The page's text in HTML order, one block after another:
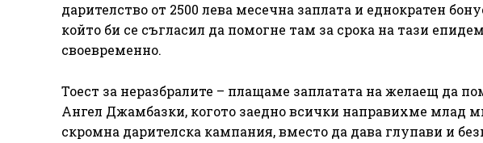
дарителство от 2500 лева месечна заплата и еднократен
който би се съгласил да помогне там за срока на тази
своевременно.
Тоест за неразбралите – плащаме заплатата на желаещ да
Ангел Джамбазки, когото заедно всички направихме млад
скромна дарителска кампания, вместо да дава глупави и